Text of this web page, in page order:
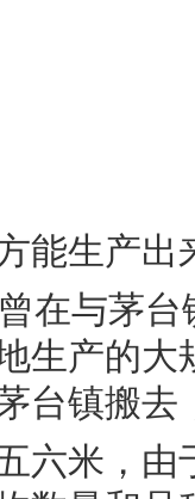
生产出
与茅台
生产的
台镇搬去
米，由